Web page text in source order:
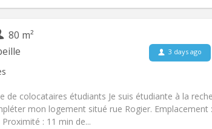
80 m²
3 days ago
de colocataires étudiants Je suis étudiante à la
mon logement situé rue Rogier. Emplacement
: 11 min de...
bathroom Atmosphere:Community,
Non-smoking